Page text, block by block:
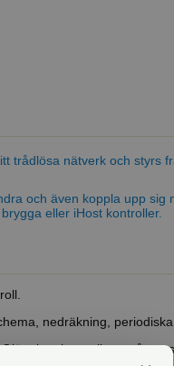
trådlösa nätverk och styrs
och även koppla upp sig
eller iHost kontroller.
nedräkning,
inte kontrollera måtten